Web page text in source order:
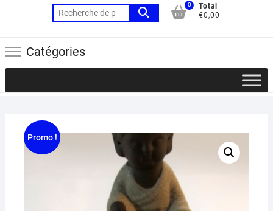
Recherche
pour :
0
Total
€0,00
Catégories
Promo !